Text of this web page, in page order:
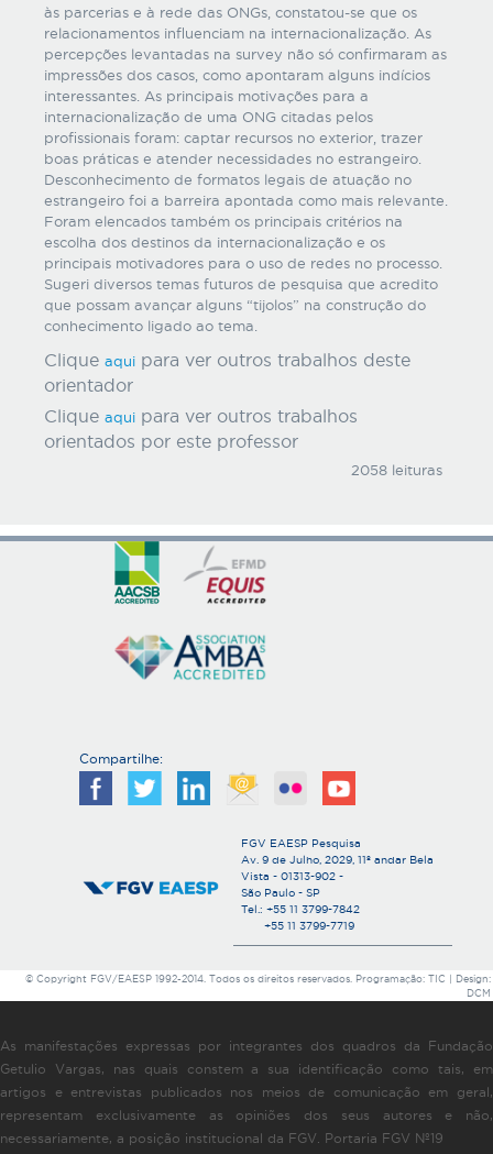
às parcerias e à rede das ONGs, constatou-se que os
relacionamentos influenciam na internacionalização. As
percepções levantadas na survey não só confirmaram as
impressões dos casos, como apontaram alguns indícios
interessantes. As principais motivações para a
internacionalização de uma ONG citadas pelos
profissionais foram: captar recursos no exterior, trazer
boas práticas e atender necessidades no estrangeiro.
Desconhecimento de formatos legais de atuação no
estrangeiro foi a barreira apontada como mais relevante.
Foram elencados também os principais critérios na
escolha dos destinos da internacionalização e os
principais motivadores para o uso de redes no processo.
Sugeri diversos temas futuros de pesquisa que acredito
que possam avançar alguns “tijolos” na construção do
conhecimento ligado ao tema.
Clique aqui para ver outros trabalhos deste
orientador
Clique aqui para ver outros trabalhos
orientados por este professor
2058 leituras
Compartilhe:
FGV EAESP Pesquisa
Av. 9 de Julho, 2029, 11º andar Bela
Vista - 01313-902 -
São Paulo - SP
Tel.: +55 11 3799-7842
+55 11 3799-7719
© Copyright FGV/EAESP 1992-2014. Todos os direitos reservados. Programação: TIC | Design:
DCM
As manifestações expressas por integrantes dos quadros da Fundação
Getulio Vargas, nas quais constem a sua identificação como tais, em
artigos e entrevistas publicados nos meios de comunicação em geral,
representam exclusivamente as opiniões dos seus autores e não,
necessariamente, a posição institucional da FGV. Portaria FGV Nº19